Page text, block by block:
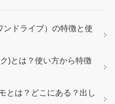
ンドライブ）の特徴と使
)とは？使い方から特徴
とは？どこにある？出し